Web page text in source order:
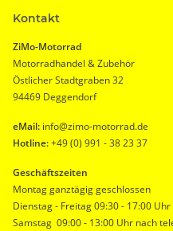
Kontakt
ZiMo-Motorrad
Motorradhandel & Zubehör
Östlicher Stadtgraben 32
94469 Deggendorf
eMail: info@zimo-motorrad.de
Hotline:+49 (0) 991 - 38 23 37
Geschäftszeiten
Montag ganztägig geschlossen
Dienstag - Freitag 09:30 - 17:00 Uhr
Samstag 09:00 - 13:00 Uhr nach